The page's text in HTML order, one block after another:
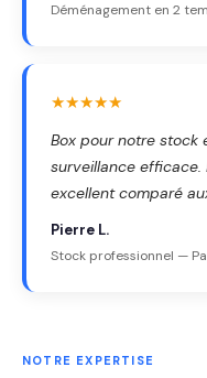
Déménagement en 2
★★★★★
Box pour notre stock
surveillance
excellent comparé
Pierre L.
Stock professionnel —
NOTRE EXPERTISE